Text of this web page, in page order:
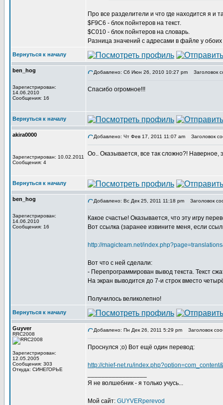
Про все разделители и что где находится я и
$F9C6 - блок пойнтеров на текст.
$C010 - блок пойнтеров на словарь.
Разница значений с адресами в файле у
Вернуться к началу
ben_hog
Зарегистрирован:
14.06.2010
Сообщения: 16
Добавлено: Сб Июн 26, 2010 10:27 pm Заголовок
Спасибо огромное!!!
Вернуться к началу
akira0000
Зарегистрирован: 10.02.2011
Сообщения: 4
Добавлено: Чт Фев 17, 2011 11:07 am Заголовок
Оо.. Оказывается, все так сложно?! Наверное,
Вернуться к началу
ben_hog
Зарегистрирован:
14.06.2010
Сообщения: 16
Добавлено: Вс Дек 25, 2011 11:18 pm Заголовок
Какое счастье! Оказывается, что эту игру
Вот ссылка (заранее извините меня, если
http://magicteam.net/
Вот что с ней сделали:
- Перепрограммирован вывод текста. Текст
На экран выводится до 7-и строк вместо
Получилось великолепно!
Вернуться к началу
Guyver
RRC2008
Зарегистрирован:
12.05.2005
Сообщения: 303
Откуда: СИНЕГОРЬЕ
Добавлено: Пн Дек 26, 2011 5:29 pm Заголовок
Проснулся ;о) Вот ещё один перевод:
http://chief-net.ru/
Я не волшебник - я только учусь...
Мой сайт: GUYVERperevod